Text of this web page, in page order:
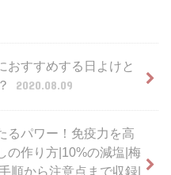
おすすめする日よけと
2020.08.09
るパワー！免疫力を高
の作り方|10%の減塩|梅
順から注意点まで収録|